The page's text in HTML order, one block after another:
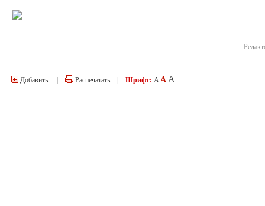
Добавить Распечатать Шрифт: A A A